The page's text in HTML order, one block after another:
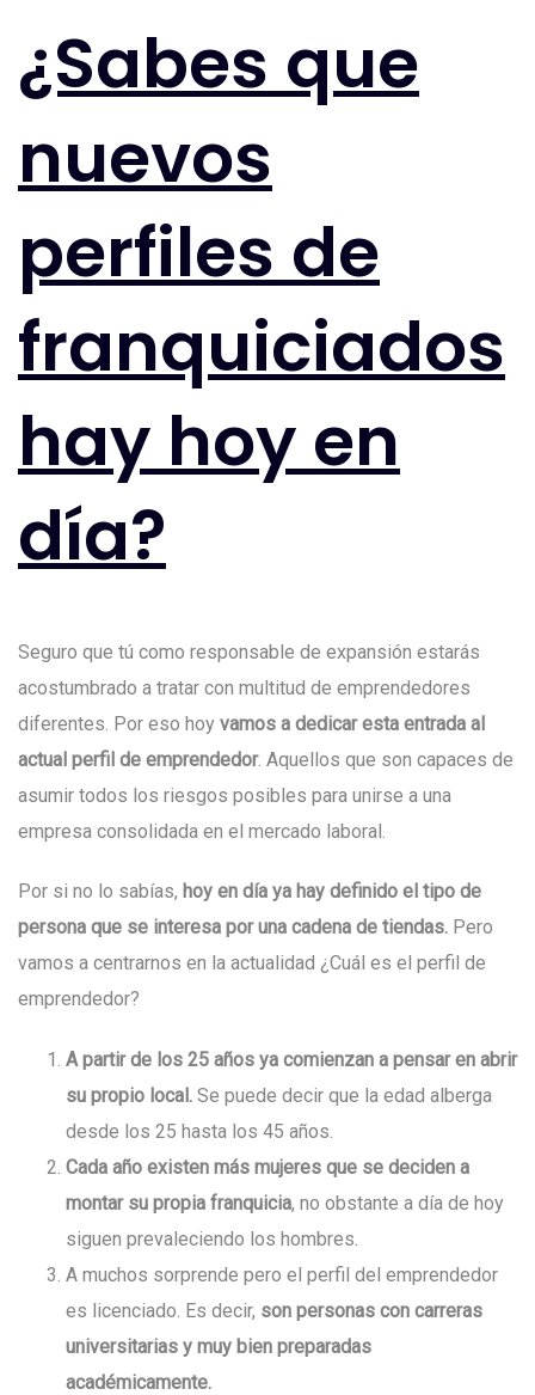
¿Sabes que
nuevos
perfiles de
franquiciados
hay hoy en
día?
Seguro que tú como responsable de expansión estarás
acostumbrado a tratar con multitud de emprendedores
diferentes. Por eso hoy vamos a dedicar esta entrada al
actual perfil de emprendedor. Aquellos que son capaces de
asumir todos los riesgos posibles para unirse a una
empresa consolidada en el mercado laboral.
Por si no lo sabías, hoy en día ya hay definido el tipo de
persona que se interesa por una cadena de tiendas. Pero
vamos a centrarnos en la actualidad ¿Cuál es el perfil de
emprendedor?
A partir de los 25 años ya comienzan a pensar en abrir
su propio local. Se puede decir que la edad alberga
desde los 25 hasta los 45 años.
Cada año existen más mujeres que se deciden a
montar su propia franquicia, no obstante a día de hoy
siguen prevaleciendo los hombres.
A muchos sorprende pero el perfil del emprendedor
es licenciado. Es decir, son personas con carreras
universitarias y muy bien preparadas
académicamente.